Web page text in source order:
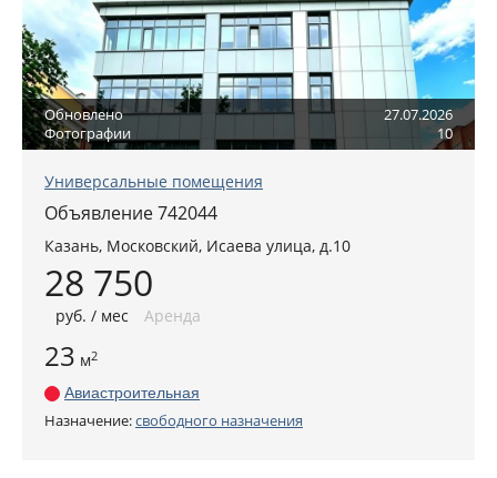
Обновлено
27.07.2026
Фотографии
10
Универсальные помещения
Объявление 742044
Казань, Московский, Исаева улица, д.10
28 750
руб. / мес Аренда
23 м2
Авиастроительная
Назначение:свободного назначения